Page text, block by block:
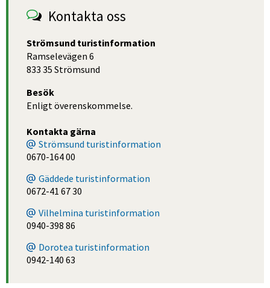
Kontakta oss
Strömsund turistinformation
Ramselevägen 6
833 35 Strömsund
Besök
Enligt överenskommelse.
Kontakta gärna
Strömsund turistinformation
0670-164 00
Gäddede turistinformation
0672-41 67 30
Vilhelmina turistinformation
0940-398 86
Dorotea turistinformation
0942-140 63